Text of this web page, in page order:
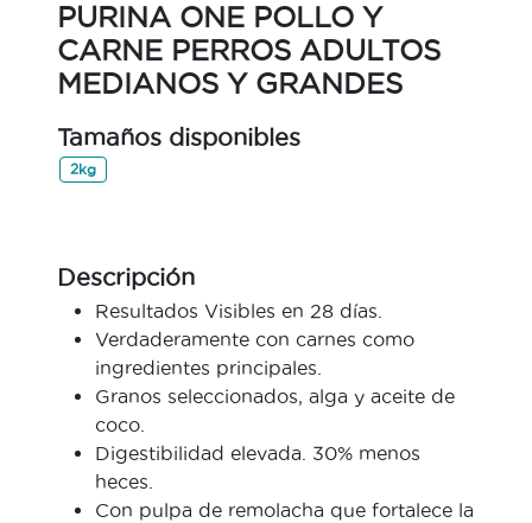
PURINA ONE POLLO Y
CARNE PERROS ADULTOS
MEDIANOS Y GRANDES
Tamaños disponibles
2kg
Descripción
Resultados Visibles en 28 días.
Verdaderamente con carnes como
ingredientes principales.
Granos seleccionados, alga y aceite de
coco.
Digestibilidad elevada. 30% menos
heces.
Con pulpa de remolacha que fortalece la